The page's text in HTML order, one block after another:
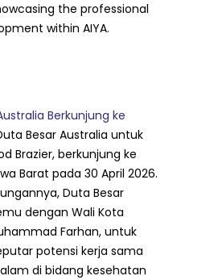
the professional
within AIYA.
Berkunjung ke
Besar Australia untuk
Brazier, berkunjung ke
Barat pada 30 April 2026.
Duta Besar
dengan Wali Kota
Farhan, untuk
potensi kerja sama
di bidang kesehatan